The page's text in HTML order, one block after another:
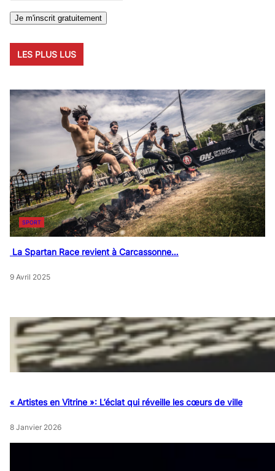
LES PLUS LUS
SPORT
La Spartan Race revient à Carcassonne…
9 Avril 2025
« Artistes en Vitrine »: L’éclat qui réveille les cœurs de ville
8 Janvier 2026